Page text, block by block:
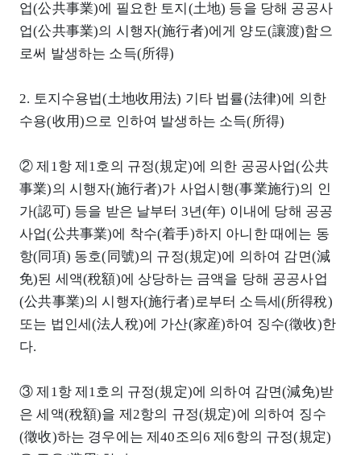
업(公共事業)에 필요한 토지(土地) 등을 당해 공공사
업(公共事業)의 시행자(施行者)에게 양도(讓渡)함으
로써 발생하는 소득(所得)
2. 토지수용법(土地收用法) 기타 법률(法律)에 의한
수용(收用)으로 인하여 발생하는 소득(所得)
② 제1항 제1호의 규정(規定)에 의한 공공사업(公共
事業)의 시행자(施行者)가 사업시행(事業施行)의 인
가(認可) 등을 받은 날부터 3년(年) 이내에 당해 공공
사업(公共事業)에 착수(着手)하지 아니한 때에는 동
항(同項) 동호(同號)의 규정(規定)에 의하여 감면(減
免)된 세액(稅額)에 상당하는 금액을 당해 공공사업
(公共事業)의 시행자(施行者)로부터 소득세(所得稅)
또는 법인세(法人稅)에 가산(家産)하여 징수(徵收)한
다.
③ 제1항 제1호의 규정(規定)에 의하여 감면(減免)받
은 세액(稅額)을 제2항의 규정(規定)에 의하여 징수
(徵收)하는 경우에는 제40조의6 제6항의 규정(規定)